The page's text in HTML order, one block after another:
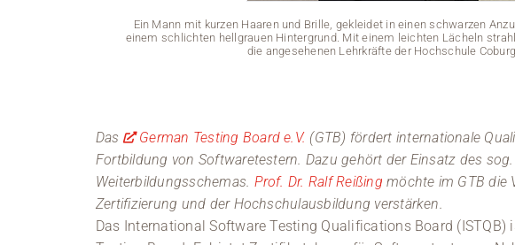
Ein Mann mit kurzen Haaren und Brille, gekleidet in einen schwarzen
einem schlichten hellgrauen Hintergrund. Mit einem leichten Lächeln
die angesehenen Lehrkräfte der Hochschule
Das German Testing Board e.V. (GTB) fördert internationale
Fortbildung von Softwaretestern. Dazu gehört der Einsatz des
Weiterbildungsschemas. Prof. Dr. Ralf Reißing möchte im GTB die
Zertifizierung und der Hochschulausbildung verstärken.
Das International Software Testing Qualifications Board (ISTQB)